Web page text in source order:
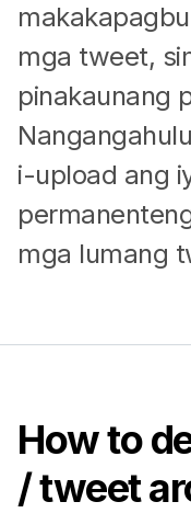
mga tweet,
pinakaunang
i-upload ang
mga lumang
How to
/ tweet